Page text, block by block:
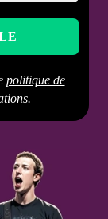
politique de